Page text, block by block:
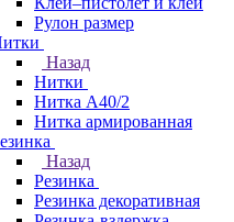
Рулон размер
Назад
Нитки
Нитка А40/2
Нитка армированная
Назад
Резинка
Резинка декоративная